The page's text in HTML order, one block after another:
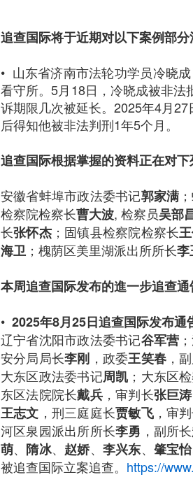
追查国际将于近期对以下案例部
• 山东省济南市法轮功学员冷晓
看守所。5月18日，冷晓成被非
诉期限几次被延长。2025年4月
后得知他被非法判刑1年5个月。
追查国际根据掌握的资料正在对
安徽省蚌埠市政法委书记郭家满
检察院检察长曹大波, 检察员吴部
长张怀杰；固镇县检察院检察长
海卫 ；槐荫区美里湖派出所所长李
本周追查国际发布的進一步追查通
• 2025年8月25日追查国际发布通
辽宁省沈阳市政法委书记谷军营
安分局局长李刚 ，政委王笑春，
大东区政法委书记周凯 ；大东区
东区法院院长戴兵，审判长张巨涛
王志文 ，刑三庭庭长贾敏飞，审
河区泉园派出所所长李勇 ，副所长
萌、 隋冰、 赵娇、 李兴东、 肇宝怡
被追查国际立案追查。 https://